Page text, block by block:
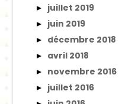
juillet 2019
juin 2019
décembre 2018
avril 2018
novembre 2016
juillet 2016